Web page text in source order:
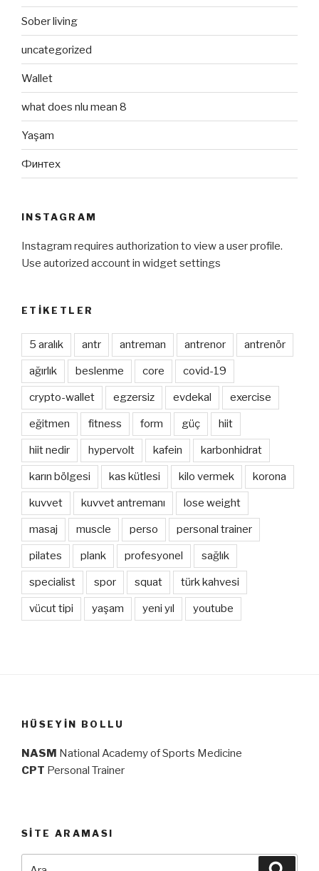
Sober living
uncategorized
Wallet
what does nlu mean 8
Yaşam
Финтех
INSTAGRAM
Instagram requires authorization to view a user profile.
Use autorized account in widget settings
ETIKETLER
5 aralık antr antreman antrenor antrenör
ağırlık beslenme core covid-19
crypto-wallet egzersiz evdekal exercise
eğitmen fitness form güç hiit
hiit nedir hypervolt kafein karbonhidrat
karın bölgesi kas kütlesi kilo vermek korona
kuvvet kuvvet antremanı lose weight
masaj muscle perso personal trainer
pilates plank profesyonel sağlık
specialist spor squat türk kahvesi
vücut tipi yaşam yeni yıl youtube
HÜSEYIN BOLLU
NASM National Academy of Sports Medicine
CPT Personal Trainer
SITE ARAMASI